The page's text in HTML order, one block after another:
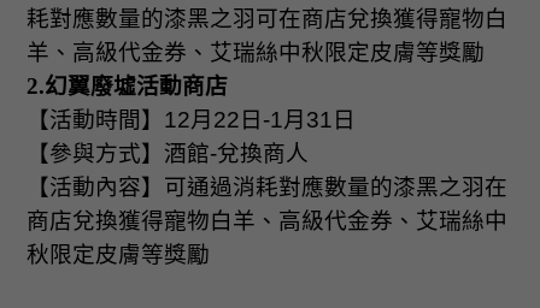
耗對應數量的漆黑之羽可在商店兌換獲得寵物白
羊、高級代金券、艾瑞絲中秋限定皮膚等獎勵
2.幻翼廢墟活動商店
【活動時間】 12月 22 日 -1月 31 日
【參與方式】酒館-兌換商人
【活動內容】可通過消耗對應數量的漆黑之羽在
商店兌換獲得寵物白羊、高級代金券、艾瑞絲中
秋限定皮膚等獎勵